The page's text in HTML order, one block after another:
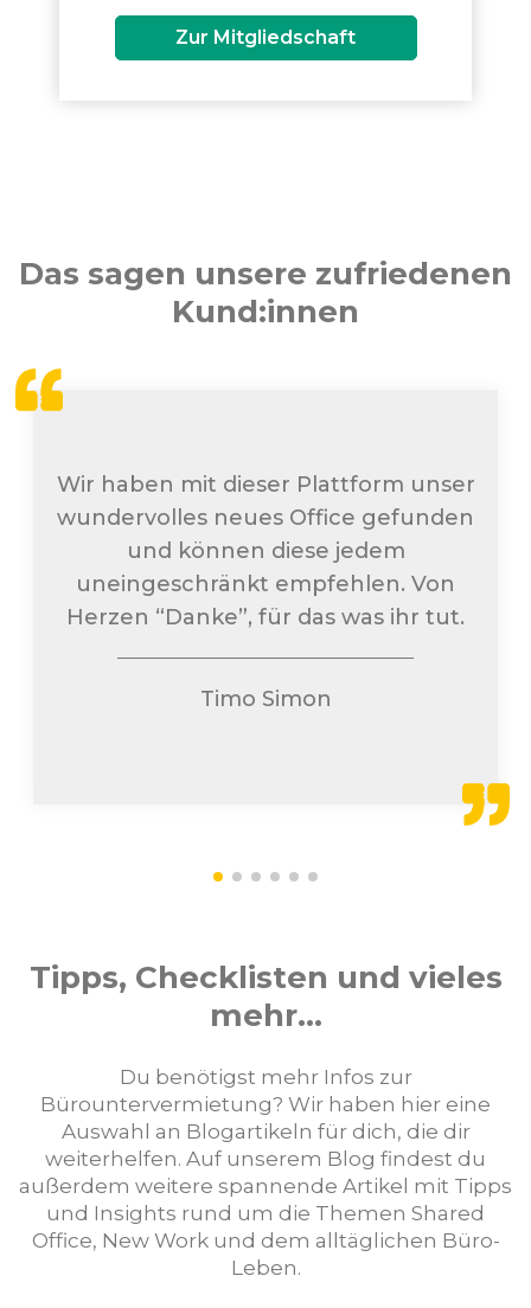
Zur Mitgliedschaft
Das sagen unsere zufriedenen
Kund:innen
Wir haben mit dieser Plattform unser
wundervolles neues Office gefunden
und können diese jedem
uneingeschränkt empfehlen. Von
Herzen “Danke”, für das was ihr tut.
Timo Simon
Tipps, Checklisten und vieles
mehr...
Du benötigst mehr Infos zur
Bürountervermietung? Wir haben hier eine
Auswahl an Blogartikeln für dich, die dir
weiterhelfen. Auf unserem Blog findest du
außerdem weitere spannende Artikel mit Tipps
und Insights rund um die Themen Shared
Office, New Work und dem alltäglichen Büro-
Leben.